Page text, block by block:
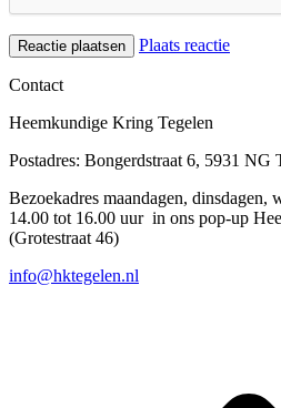
Plaats reactie
Contact
Heemkundige Kring Tegelen
Postadres: Bongerdstraat 6, 5931 NG
Bezoekadres maandagen, dinsdagen,
14.00 tot 16.00 uur in ons pop-up
(Grotestraat 46)
info@hktegelen.nl